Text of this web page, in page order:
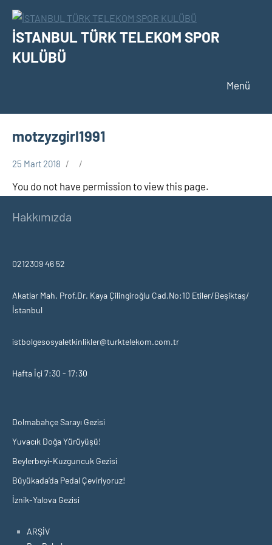
İçeriğe
İSTANBUL TÜRK TELEKOM SPOR
KULÜBÜ
Menü
motzyzgirl1991
25 Mart 2018
You do not have permission to view this page.
Hakkımızda
0212309 46 52
Akatlar Mah. Prof.Dr. Kaya Çilingiroğlu Cad.No:10 Etiler/Beşiktaş/
İstanbul
istbolgesosyaletkinlikler@turktelekom.com.tr
Hafta İçi 7:30 - 17:30
Dolmabahçe Sarayı Gezisi
Yuvacık Doğa Yürüyüşü!
Beylerbeyi-Kuzguncuk Gezisi
Büyükada’da Pedal Çeviriyoruz!
İznik-Yalova Gezisi
ARŞİV